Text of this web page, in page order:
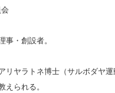
事・創設者。
リヤラトネ博士（サルボダヤ
えられる。